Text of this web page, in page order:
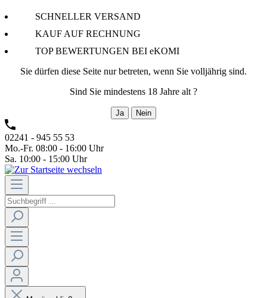
SCHNELLER VERSAND
KAUF AUF RECHNUNG
TOP BEWERTUNGEN BEI eKOMI
Sie dürfen diese Seite nur betreten, wenn Sie volljährig sind.
Sind Sie mindestens 18 Jahre alt ?
Ja Nein
02241 - 945 55 53
Mo.-Fr. 08:00 - 16:00 Uhr
Sa. 10:00 - 15:00 Uhr